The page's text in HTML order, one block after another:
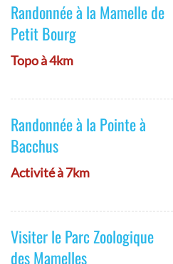
Randonnée à la Mamelle de
Petit Bourg
Topo à 4km
Randonnée à la Pointe à
Bacchus
Activité à 7km
Visiter le Parc Zoologique
des Mamelles